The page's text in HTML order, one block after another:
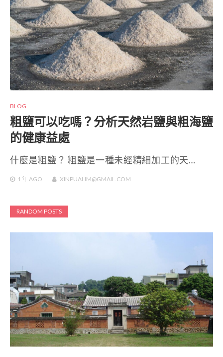
BLOG
粗鹽可以吃嗎？分析天然岩鹽與粗海鹽
的健康益處
什麼是粗鹽？ 粗鹽是一種未經精細加工的天…
1 年 AGO XINPUAHM@GMAIL.COM
RANDOM POSTS